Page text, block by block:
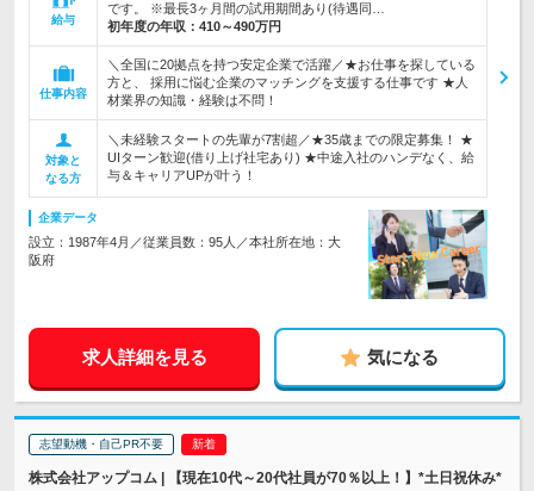
給与
です。 ※最長3ヶ月間の試用期間あり(待遇同…
初年度の年収： 410～490万円
仕事内容
＼全国に20拠点を持つ安定企業で活躍／★お仕事を探している
方と、 採用に悩む企業のマッチングを支援する仕事です ★人
材業界の知識・経験は不問！
対象と
なる方
＼未経験スタートの先輩が7割超／★35歳までの限定募集！ ★
UIターン歓迎(借り上げ社宅あり) ★中途入社のハンデなく、給
与＆キャリアUPが叶う！
企業データ
設立：1987年4月／従業員数：95人／本社所在地：大
阪府
求人詳細を見る 気になる
志望動機・自己PR不要
株式会社アップコム | 【現在10代～20代社員が70％以上！】*土日祝休み*